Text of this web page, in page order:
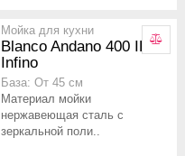
Мойка для кухни
Blanco Andano 400 IF
Infino
База: От 45 см
Материал мойки
нержавеющая сталь с
зеркальной поли..